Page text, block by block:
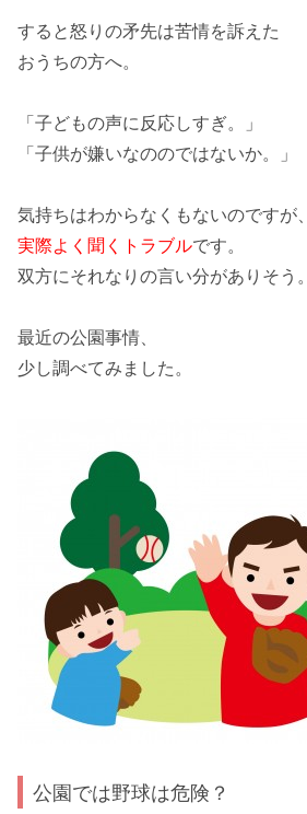
すると怒り の矛先は苦情を訴えた
おうちの方へ。
「子どもの声に 反応しすぎ。」
「 子供が嫌いなののではないか。」
気持ちはわからなくもないのですが、
実際よく聞くトラブルです。
双方にそれなりの言い分がありそう。
最近の公園事情、
少し調べてみました。
公園では野球は危険？